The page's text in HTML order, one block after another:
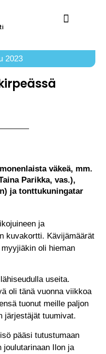
2023
väkeä, mm.
Parikka, vas.),
ja tonttukuningatar
ja
kuvakortti. Kävijämäärät
oli hieman
useita.
oli tänä vuonna viikkoa
tuonut meille paljon
järjestäjät tuumivat.
pääsi tutustumaan
joulutarinaan Ilon ja